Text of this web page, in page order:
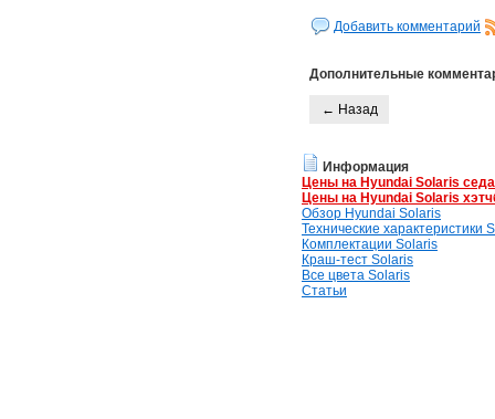
Добавить комментарий
Дополнительные
← Назад
Информация
Цены на Hyundai Solaris
Цены на Hyundai Solaris
Обзор Hyundai Solaris
Технические характеристики
Комплектации Solaris
Краш-тест Solaris
Все цвета Solaris
Статьи